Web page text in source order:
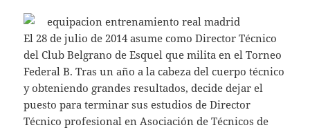
El 28 de julio de 2014 asume como Director Técnico
del Club Belgrano de Esquel que milita en el Torneo
Federal B. Tras un año a la cabeza del cuerpo técnico
y obteniendo grandes resultados, decide dejar el
puesto para terminar sus estudios de Director
Técnico profesional en Asociación de Técnicos de